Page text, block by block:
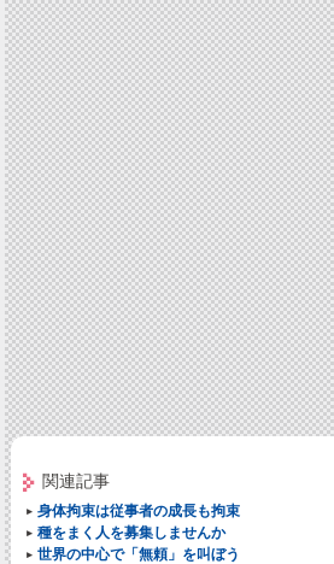
関連記事
身体拘束は従事者の成長も拘束
種をまく人を募集しませんか
世界の中心で「無頼」を叫ぼう